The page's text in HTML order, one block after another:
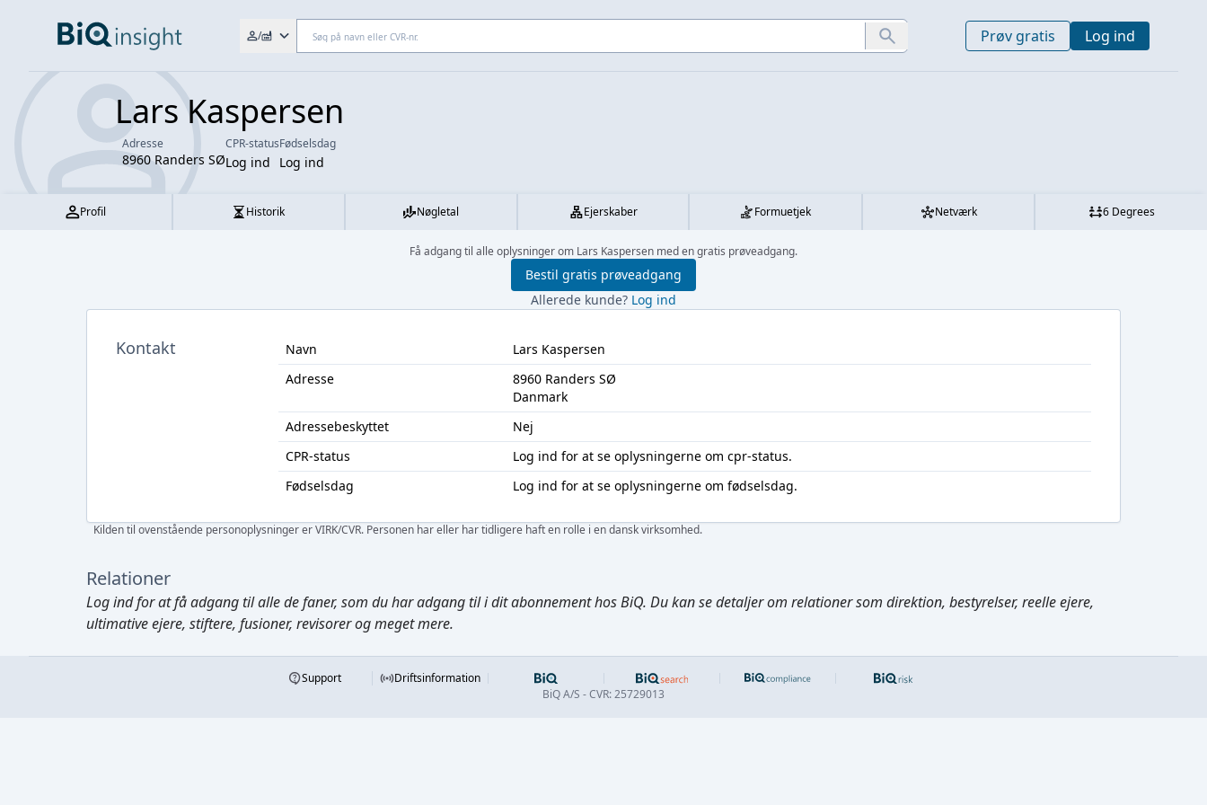
/ Prøv gratis Log ind
Lars Kaspersen
Adresse
8960 Randers SØ
CPR-status
Log ind
Fødselsdag
Log ind
Profil Historik Nøgletal Ejerskaber Formuetjek Netværk 6 Degrees
Få adgang til alle oplysninger om Lars Kaspersen med en gratis prøveadgang.
Bestil gratis prøveadgang
Allerede kunde? Log ind
Kontakt Navn
Lars Kaspersen
Adresse
8960 Randers SØ
Danmark
Adressebeskyttet
Nej
CPR-status
Log ind for at se oplysningerne om cpr-status.
Fødselsdag
Log ind for at se oplysningerne om fødselsdag.
Kilden til ovenstående personoplysninger er VIRK/CVR. Personen har eller har tidligere haft en rolle i en dansk virksomhed.
Relationer
Log indfor at få adgang til alle de faner, som du har adgang til i dit abonnement hos BiQ. Du kan se detaljer om relationer som direktion, bestyrelser, reelle ejere,
ultimative ejere, stiftere, fusioner, revisorer og meget mere.
Support
Driftsinformation
BiQ A/S - CVR: 25729013